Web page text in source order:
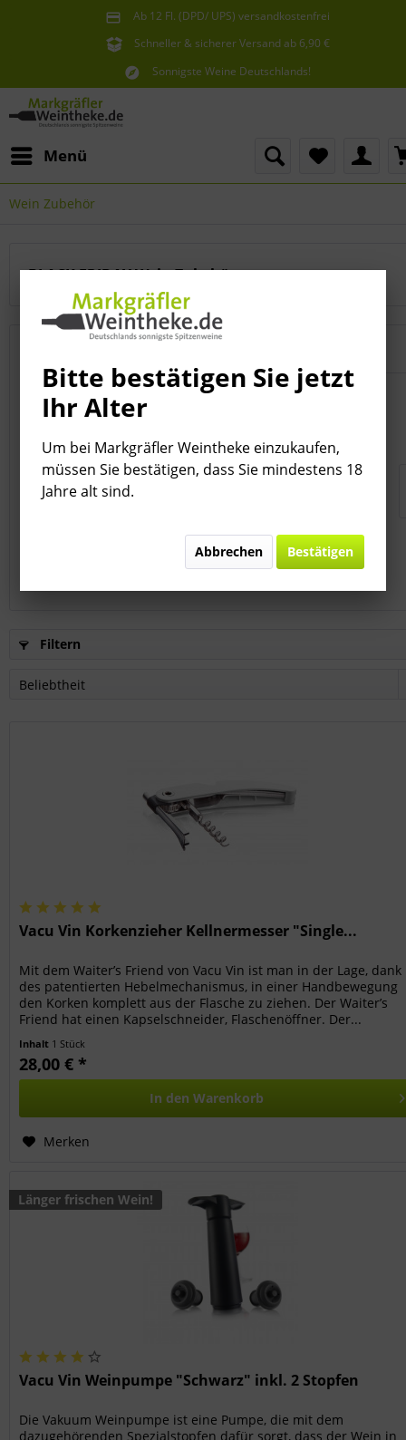
Ab 12 Fl. (DPD/ UPS) versandkostenfrei
innerhalb Deutschlands
Schneller & sicherer Versand ab 6,90 €
Sie erreichen uns unter der Tel: 07621 1685286
Sonnigste Weine Deutschlands!
Menü
Wein Zubehör
BLACK FRIDAY Wein Zubehör
Inhalt1 Stück
Filtern
Vacu Vin Korkenzieher Kellnermesser "Single...
Mit dem Waiter’s Friend von Vacu Vin ist man in der Lage, dank
des patentierten Hebelmechanismus, in einer Handbewegung
den Korken komplett aus der Flasche zu ziehen. Der Waiter’s
Friend hat einen Kapselschneider, Flaschenöffner. Der...
Inhalt 1 Stück
28,00 € *
In den Warenkorb
Merken
Länger frischen Wein!
Vacu Vin Weinpumpe "Schwarz" inkl. 2 Stopfen
Die Vakuum Weinpumpe ist eine Pumpe, die mit dem
dazugehörenden Spezialstopfen dafür sorgt, dass der Wein in
Bitte bestätigen Sie jetzt
Ihr Alter
Um bei Markgräfler Weintheke einzukaufen,
müssen Sie bestätigen, dass Sie mindestens 18
Jahre alt sind.
Abbrechen Bestätigen